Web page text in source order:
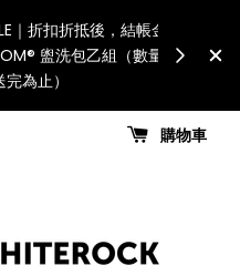
遇假日、天災或其
調整，敬請見諒
公告
for all
國進口
購物車